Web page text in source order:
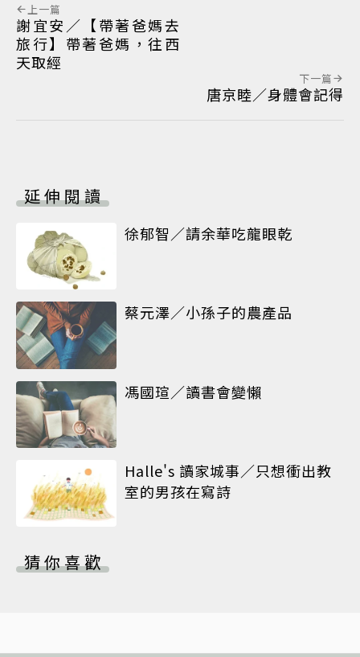
上一篇
謝宜安／【帶著爸媽去
旅行】帶著爸媽，往西
天取經
下一篇
唐京睦／身體會記得
延伸閱讀
徐郁智／請余華吃龍眼乾
蔡元澤／小孫子的農產品
馮國瑄／讀書會變懶
Halle's 讀家城事／只想衝出教
室的男孩在寫詩
猜你喜歡